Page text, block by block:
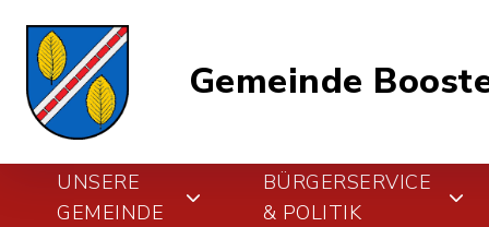
Gemeinde
UNSERE
GEMEINDE
BÜRGERSERVICE
& POLITIK